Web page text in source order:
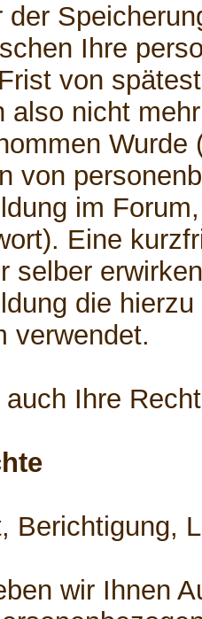
der
Ihre
von
also nicht
Wurde
von
im
Eine
selber
die
verwendet.
auch Ihre
Berichtigung,
wir Ihnen